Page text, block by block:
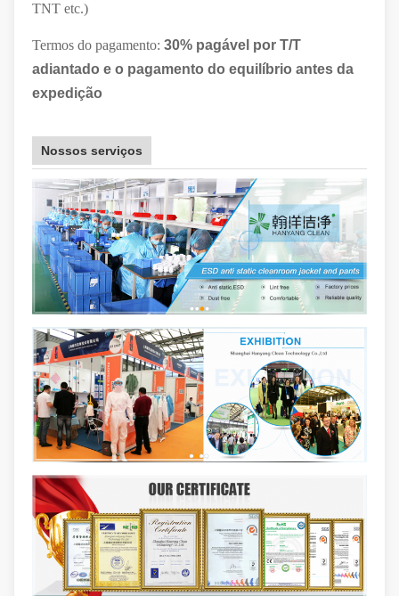
TNT etc.)
Termos do pagamento: 30% pagável por T/T
adiantado e o pagamento do equilíbrio antes da
expedição
Nossos serviços